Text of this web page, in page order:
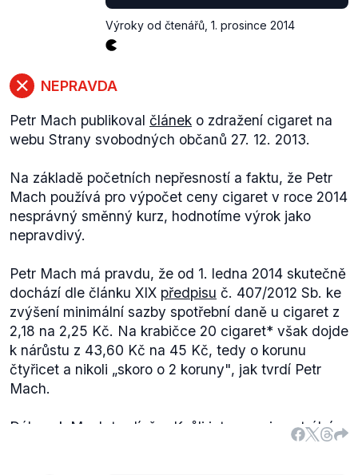
Výroky od čtenářů 1. prosince 2014
NEPRAVDA
Petr Mach publikoval článek o zdražení cigaret na
webu Strany svobodných občanů 27. 12. 2013.
Na základě početních nepřesností a faktu, že Petr
Mach používá pro výpočet ceny cigaret v roce 2014
nesprávný směnný kurz, hodnotíme výrok jako
nepravdivý.
Petr Mach má pravdu, že od 1. ledna 2014 skutečně
dochází dle článku XIX předpisu č. 407/2012 Sb. ke
zvýšení minimální sazby spotřební daně u cigaret z
2,18 na 2,25 Kč. Na krabičce 20 cigaret* však dojde
k nárůstu z 43,60 Kč na 45 Kč, tedy o korunu
čtyřicet a nikoli „skoro o 2 koruny", jak tvrdí Petr
Mach.
Dále pak Mach tvrdí, že
„Kvůli intervenci centrální
banky budou muset cigarety zdražit celkově o 7